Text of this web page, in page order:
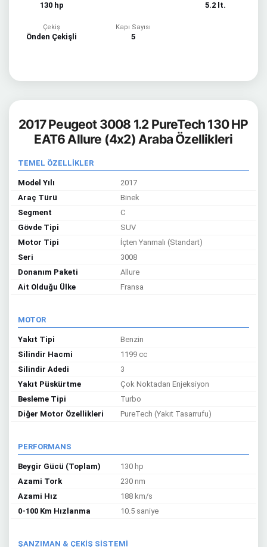
130 hp 5.2 lt.
Çekiş
Önden Çekişli
Kapı Sayısı
5
2017 Peugeot 3008 1.2 PureTech 130 HP
EAT6 Allure (4x2) Araba Özellikleri
TEMEL ÖZELLİKLER
Model Yılı
2017
Araç Türü
Binek
Segment
C
Gövde Tipi
SUV
Motor Tipi
İçten Yanmalı (Standart)
Seri
3008
Donanım Paketi
Allure
Ait Olduğu Ülke
Fransa
MOTOR
Yakıt Tipi
Benzin
Silindir Hacmi
1199 cc
Silindir Adedi
3
Yakıt Püskürtme
Çok Noktadan Enjeksiyon
Besleme Tipi
Turbo
Diğer Motor Özellikleri
PureTech (Yakıt Tasarrufu)
PERFORMANS
Beygir Gücü (Toplam)
130 hp
Azami Tork
230 nm
Azami Hız
188 km/s
0-100 Km Hızlanma
10.5 saniye
ŞANZIMAN & ÇEKİŞ SİSTEMİ